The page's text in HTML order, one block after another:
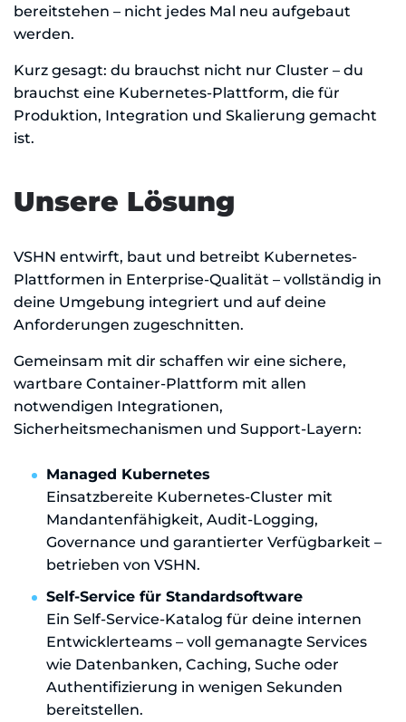
bereitstehen – nicht jedes Mal neu aufgebaut
werden.
Kurz gesagt: du brauchst nicht nur Cluster – du
brauchst eine Kubernetes-Plattform, die für
Produktion, Integration und Skalierung gemacht
ist.
Unsere Lösung
VSHN entwirft, baut und betreibt Kubernetes-
Plattformen in Enterprise-Qualität – vollständig in
deine Umgebung integriert und auf deine
Anforderungen zugeschnitten.
Gemeinsam mit dir schaffen wir eine sichere,
wartbare Container-Plattform mit allen
notwendigen Integrationen,
Sicherheitsmechanismen und Support-Layern:
Managed Kubernetes
Einsatzbereite Kubernetes-Cluster mit
Mandantenfähigkeit, Audit-Logging,
Governance und garantierter Verfügbarkeit –
betrieben von VSHN.
Self-Service für Standardsoftware
Ein Self-Service-Katalog für deine internen
Entwicklerteams – voll gemanagte Services
wie Datenbanken, Caching, Suche oder
Authentifizierung in wenigen Sekunden
bereitstellen.